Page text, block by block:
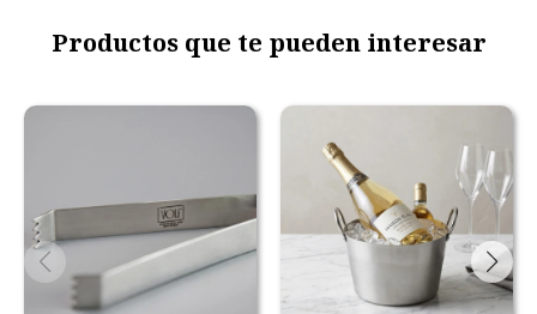
Productos que te pueden interesar